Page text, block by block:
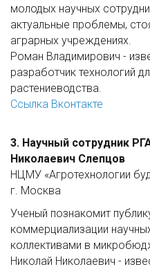
молодых научных
актуальные проблемы,
аграрных учреждениях.
Роман Владимирович -
разработчик технологий
растениеводства.
Ссылка Вконтакте
3. Научный сотрудник
Николаевич Слепцов
НЦМУ «Агротехнологии
г. Москва
Ученый познакомит
коммерциализации
коллективами в
Николай Николаевич -